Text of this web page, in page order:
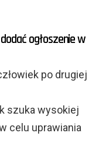
ogłoszenie w
po drugiej
szuka wysokiej
celu uprawiania